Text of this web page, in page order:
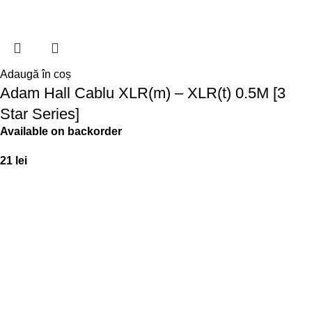
Adaugă în coș
Adam Hall Cablu XLR(m) – XLR(t) 0.5M [3
Star Series]
Available on backorder
21 lei